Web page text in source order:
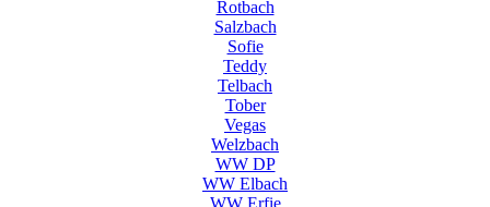
Rotbach
Salzbach
Sofie
Teddy
Telbach
Tober
Vegas
Welzbach
WW DP
WW Elbach
WW Erfie